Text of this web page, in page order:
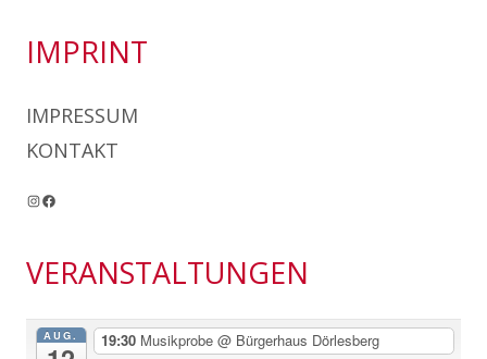
IMPRINT
IMPRESSUM
KONTAKT
Instagram
Facebook
VERANSTALTUNGEN
AUG. 19:30 Musikprobe @ Bürgerhaus Dörlesberg